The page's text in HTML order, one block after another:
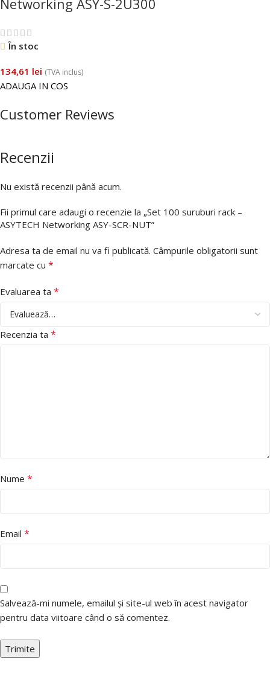
În stoc
134,61 lei (TVA inclus)
ADAUGA IN COS
Customer Reviews
Recenzii
Nu există recenzii până acum.
Fii primul care adaugi o recenzie la „Set 100 suruburi rack –
ASYTECH Networking ASY-SCR-NUT”
Adresa ta de email nu va fi publicată. Câmpurile obligatorii sunt
marcate cu *
Evaluarea ta *
Recenzia ta *
Nume *
Email *
Salvează-mi numele, emailul și site-ul web în acest navigator
pentru data viitoare când o să comentez.